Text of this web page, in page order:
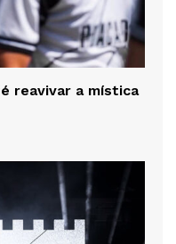
reavivar a mística